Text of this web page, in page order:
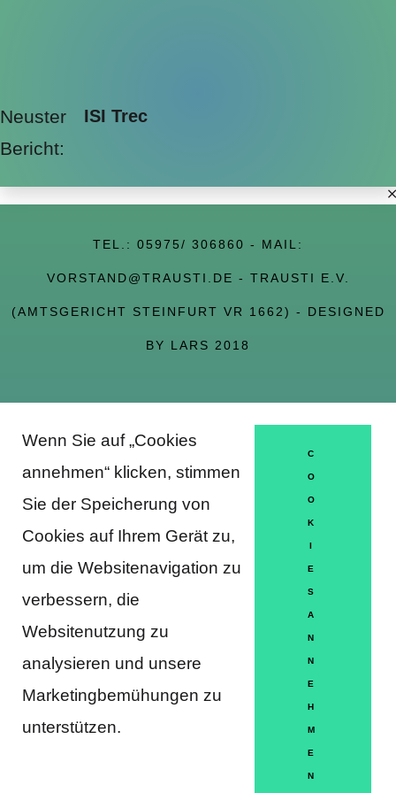
Neuster
Bericht:
ISI Trec
TEL.: 05975/ 306860 - MAIL:
VORSTAND@TRAUSTI.DE - TRAUSTI E.V.
(AMTSGERICHT STEINFURT VR 1662) - DESIGNED
BY LARS 2018
About Trausti e.V.
MITGLIEDSCHAFT
HÄUFIGE FRAGEN
KONTAKT
IMPRESSUM
Wenn Sie auf „Cookies
annehmen“ klicken, stimmen
Sie der Speicherung von
Cookies auf Ihrem Gerät zu,
um die Websitenavigation zu
verbessern, die
Websitenutzung zu
analysieren und unsere
Marketingbemühungen zu
unterstützen.
C
O
O
K
I
E
S
A
N
N
E
H
M
E
N